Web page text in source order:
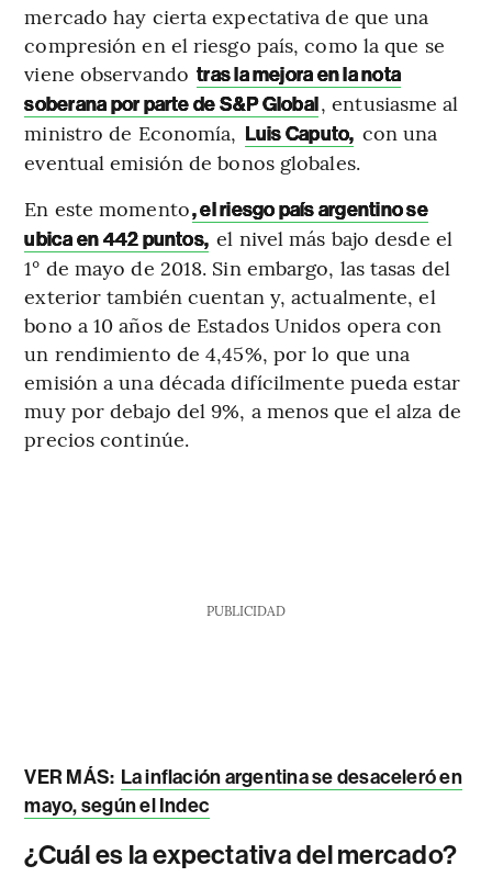
mercado hay cierta expectativa de que una
compresión en el riesgo país, como la que se
viene observando tras la mejora en la nota
soberana por parte de S&P Global, entusiasme al
ministro de Economía, Luis Caputo, con una
eventual emisión de bonos globales.
En este momento, el riesgo país argentino se
ubica en 442 puntos, el nivel más bajo desde el
1° de mayo de 2018. Sin embargo, las tasas del
exterior también cuentan y, actualmente, el
bono a 10 años de Estados Unidos opera con
un rendimiento de 4,45%, por lo que una
emisión a una década difícilmente pueda estar
muy por debajo del 9%, a menos que el alza de
precios continúe.
PUBLICIDAD
VER MÁS: La inflación argentina se desaceleró en
mayo, según el Indec
¿Cuál es la expectativa del mercado?